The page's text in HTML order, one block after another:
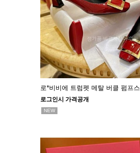
로*비비에 트럼펫 메탈 버클 펌프스
로그인시 가격공개
NEW